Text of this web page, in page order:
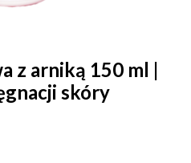
z arniką 150 ml |
skóry